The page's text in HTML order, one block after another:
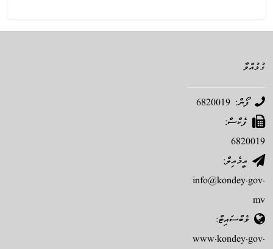
ގުޅުއްވާ
ފޯން: 6820019
ފެކްސް:
6820019
އީމެއިލް:
info@kondey.gov.
mv
ވެބްސައިޓް:
www.kondey.gov.